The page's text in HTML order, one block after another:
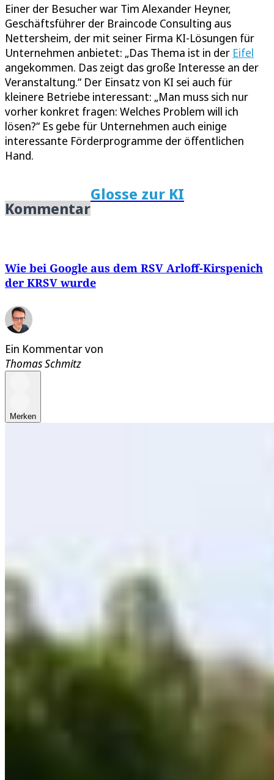
Einer der Besucher war Tim Alexander Heyner,
Geschäftsführer der Braincode Consulting aus
Nettersheim, der mit seiner Firma KI-Lösungen für
Unternehmen anbietet: „Das Thema ist in der Eifel
angekommen. Das zeigt das große Interesse an der
Veranstaltung.“ Der Einsatz von KI sei auch für
kleinere Betriebe interessant: „Man muss sich nur
vorher konkret fragen: Welches Problem will ich
lösen?“ Es gebe für Unternehmen auch einige
interessante Förderprogramme der öffentlichen
Hand.
Kommentar
Glosse zur KI
Wie bei Google aus dem RSV Arloff-Kirspenich
der KRSV wurde
Ein Kommentar von
Thomas Schmitz
Merken